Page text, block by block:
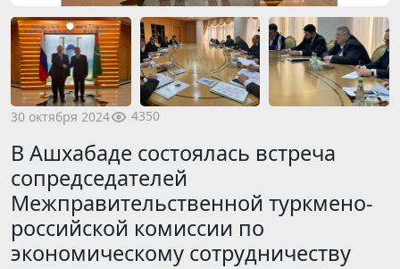
30 октября 2024 4350
В Ашхабаде состоялась встреча
сопредседателей
Межправительственной туркмено-
российской комиссии по
экономическому сотрудничеству